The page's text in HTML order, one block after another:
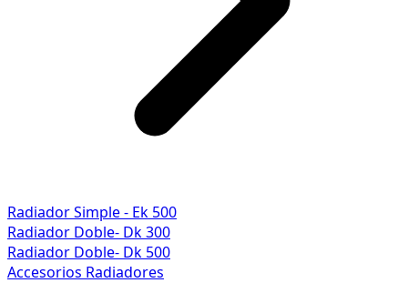
Radiador Simple - Ek 500
Radiador Doble- Dk 300
Radiador Doble- Dk 500
Accesorios Radiadores